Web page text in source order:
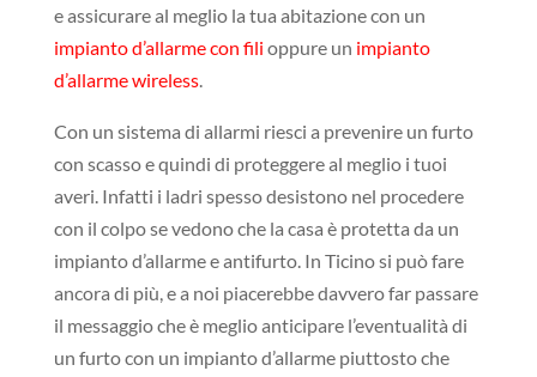
e assicurare al meglio la tua abitazione con un
impianto d’allarme con fili oppure un impianto
d’allarme wireless.
Con un sistema di allarmi riesci a prevenire un furto
con scasso e quindi di proteggere al meglio i tuoi
averi. Infatti i ladri spesso desistono nel procedere
con il colpo se vedono che la casa è protetta da un
impianto d’allarme e antifurto. In Ticino si può fare
ancora di più, e a noi piacerebbe davvero far passare
il messaggio che è meglio anticipare l’eventualità di
un furto con un impianto d’allarme piuttosto che